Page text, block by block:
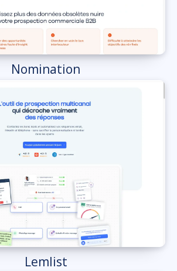
Nomination
Lemlist